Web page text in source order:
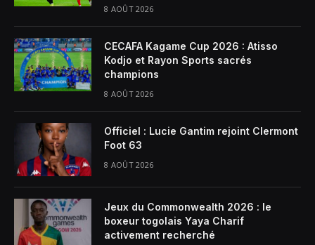
8 AOÛT 2026
CECAFA Kagame Cup 2026 : Atisso
Kodjo et Rayon Sports sacrés
champions
8 AOÛT 2026
Officiel : Lucie Gantim rejoint Clermont
Foot 63
8 AOÛT 2026
Jeux du Commonwealth 2026 : le
boxeur togolais Yaya Charif
activement recherché